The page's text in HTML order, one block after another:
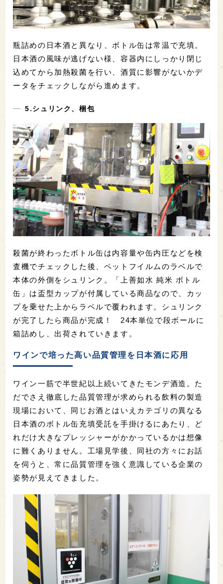
瓶詰めの日本酒と異なり、ボトル缶は常温で充填。
日本酒の風味が逃げない様、容器内にしっかり閉じ
込めてから加熱殺菌を行い、酒質に影響がないかデ
ータをチェックしながら進めます。
5.シュリンク、梱包
殺菌が終わったボトル缶は内容量や缶内圧などを検
査機でチェックした後、ペットフイルムのラベルで
本体の外側をシュリンク。「上善如水 純米 ボトル
缶」は盃型カップが付属している商品なので、カッ
プを乗せた上からラベルで覆われます。シュリンク
が完了したら商品が完成！ 24本単位で段ボールに
箱詰めし、出荷されていきます。
ワインで培った高い品質管理を日本酒に応用
ワイン一筋で半世紀以上続いてきたモンデ酒造。た
だでさえ徹底した品質管理が求められる飲料の製造
現場において、同じお酒とはいえカテゴリの異なる
日本酒のボトル缶充填受託を手掛けるにあたり、ど
れだけ大きなプレッシャーがかかっているかは想像
に難くありません。工場見学後、同社の方々にお話
を伺うと、常に品質管理を強く意識している企業の
姿勢が見えてきました。